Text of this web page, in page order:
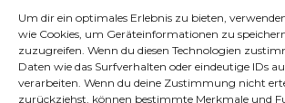
Um dir ein optimales Erlebnis zu bieten,
wie Cookies, um Geräteinformationen zu
zuzugreifen. Wenn du diesen Technologien
Daten wie das Surfverhalten oder eindeutige IDs
verarbeiten. Wenn du deine Zustimmung nicht
zurückziehst, können bestimmte Merkmale und